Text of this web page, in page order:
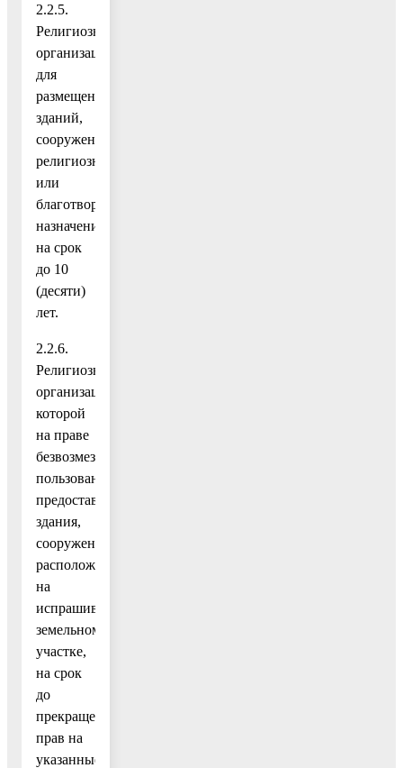
2.2.5.
Религиозная
организация
для
размещения
зданий,
сооружений
религиозного
или
благотворительного
назначения
на срок
до 10
(десяти)
лет.
2.2.6.
Религиозная
организация,
которой
на праве
безвозмездного
пользования
предоставлены
здания,
сооружения,
расположенные
на
испрашиваемом
земельном
участке,
на срок
до
прекращения
прав на
указанные